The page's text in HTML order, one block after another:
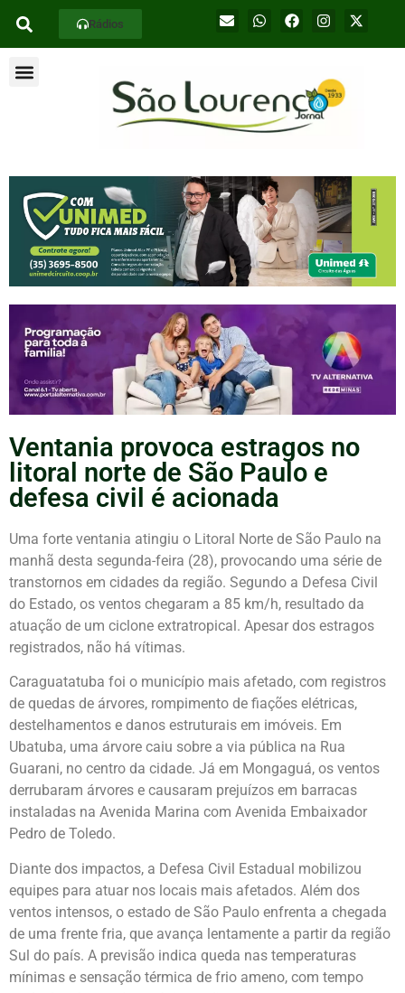
Rádios
Ventania provoca estragos no
litoral norte de São Paulo e
defesa civil é acionada
Uma forte ventania atingiu o Litoral Norte de São Paulo na
manhã desta segunda-feira (28), provocando uma série de
transtornos em cidades da região. Segundo a Defesa Civil
do Estado, os ventos chegaram a 85 km/h, resultado da
atuação de um ciclone extratropical. Apesar dos estragos
registrados, não há vítimas.
Caraguatatuba foi o município mais afetado, com registros
de quedas de árvores, rompimento de fiações elétricas,
destelhamentos e danos estruturais em imóveis. Em
Ubatuba, uma árvore caiu sobre a via pública na Rua
Guarani, no centro da cidade. Já em Mongaguá, os ventos
derrubaram árvores e causaram prejuízos em barracas
instaladas na Avenida Marina com Avenida Embaixador
Pedro de Toledo.
Diante dos impactos, a Defesa Civil Estadual mobilizou
equipes para atuar nos locais mais afetados. Além dos
ventos intensos, o estado de São Paulo enfrenta a chegada
de uma frente fria, que avança lentamente a partir da região
Sul do país. A previsão indica queda nas temperaturas
mínimas e sensação térmica de frio ameno, com tempo